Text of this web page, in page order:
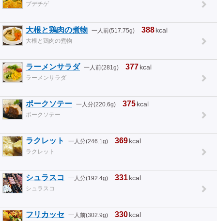
プデチゲ
大根と鶏肉の煮物 一人前(517.75g) 388kcal
大根と鶏肉の煮物
ラーメンサラダ 一人前(281g) 377kcal
ラーメンサラダ
ポークソテー 一人分(220.6g) 375kcal
ポークソテー
ラクレット 一人分(246.1g) 369kcal
ラクレット
シュラスコ 一人分(192.4g) 331kcal
シュラスコ
フリカッセ 一人前(302.9g) 330kcal